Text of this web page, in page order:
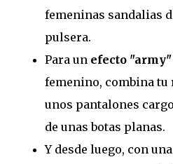
femeninas sandalias
pulsera.
Para un efecto "army"
femenino, combina tu
unos pantalones
de unas botas planas.
Y desde luego, con